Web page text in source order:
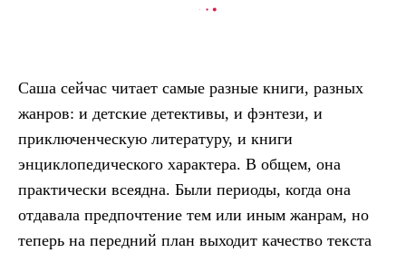
В КОРЗИНУ
Саша сейчас читает самые разные книги, разных
жанров: и детские детективы, и фэнтези, и
приключенческую литературу, и книги
энциклопедического характера. В общем, она
практически всеядна. Были периоды, когда она
отдавала предпочтение тем или иным жанрам, но
теперь на передний план выходит качество текста